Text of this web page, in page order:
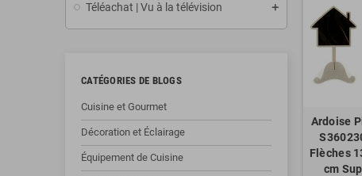
Téléachat | Vu à la télévision
CATÉGORIES DE BLOGS
Cuisine et Gourmet
Décoration et Éclairage
Équipement de Cuisine
Ardoise
Flèches
cm